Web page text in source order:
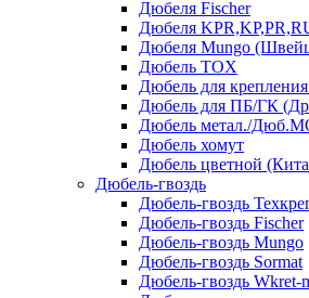
Дюбеля Fischer
Дюбеля
Дюбеля Mungo
Дюбель TOX
Дюбель для
Дюбель для ПБ/ГК
Дюбель метал./
Дюбель хомут
Дюбель цветной
Дюбель-гвоздь
Дюбель-гвоздь
Дюбель-гвоздь Fischer
Дюбель-гвоздь Mungo
Дюбель-гвоздь Sormat
Дюбель-гвоздь Wkret-